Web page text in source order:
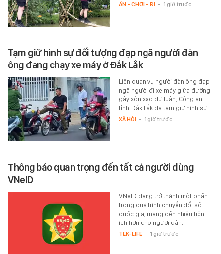
ĂN - CHƠI - ĐI - 1 giờ trước
Tạm giữ hình sự đối tượng đạp ngã người đàn
ông đang chạy xe máy ở Đắk Lắk
Liên quan vụ người đàn ông đạp
ngã người đi xe máy giữa đường
gây xôn xao dư luận, Công an
tỉnh Đắk Lắk đã tạm giữ hình sự…
XÃ HỘI - 1 giờ trước
Thông báo quan trọng đến tất cả người dùng
VNeID
VNeID đang trở thành một phần
trong quá trình chuyển đổi số
quốc gia, mang đến nhiều tiện
ích hơn cho người dân.
TEK-LIFE - 1 giờ trước